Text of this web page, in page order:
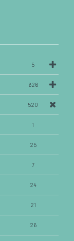
5
626
520
1
25
7
24
21
26